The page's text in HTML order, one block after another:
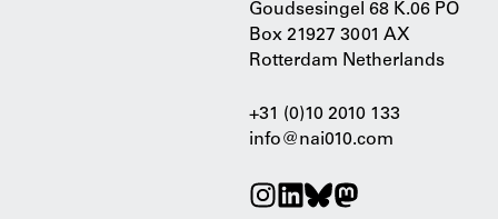
Goudsesingel 68 K.06 PO
Box 21927 3001 AX
Rotterdam Netherlands
+31 (0)10 2010 133
info@nai010.com